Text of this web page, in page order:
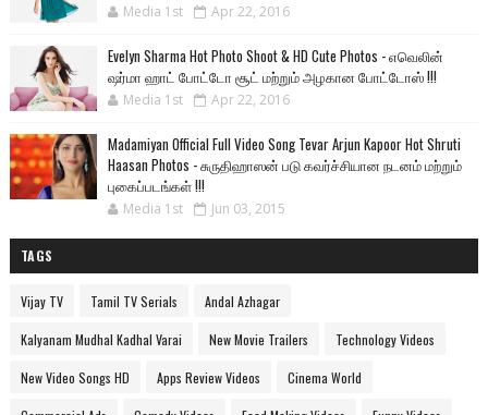
Media 1st Apr 22, 2016
Evelyn Sharma Hot Photo Shoot & HD Cute Photos - எவெலின்
ஷர்மா ஹாட் போட்டோ சூட் மற்றும் அழகான போட்டோஸ் !!!
Media 1st Apr 22, 2016
Madamiyan Official Full Video Song Tevar Arjun Kapoor Hot Shruti
Haasan Photos - சுருதிஹாஸன் படு கவர்ச்சியான நடனம் மற்றும்
புகைப்படங்கள் !!!
Media 1st Jun 03, 2015
TAGS
Vijay TV Tamil TV Serials Andal Azhagar
Kalyanam Mudhal Kadhal Varai New Movie Trailers Technology Videos
New Video Songs HD Apps Review Videos Cinema World